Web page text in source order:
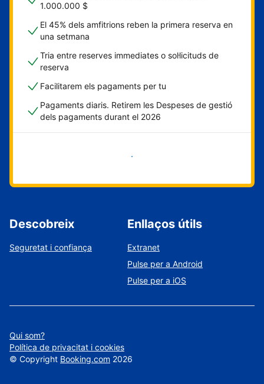
1.000.000 $
El 45% dels amfitrions reben la primera reserva en
una setmana
Tria entre reserves immediates o sol·licituds de
reserva
Facilitarem els pagaments per tu
Pagaments diaris. Retirem les Despeses de gestió
dels pagaments durant el 2026
Comença ara
Descobreix
Seguretat i confiança
Enllaços útils
Extranet
Pulse per a Android
Pulse per a iOS
Qui som?
Política de privacitat i cookies
© Copyright Booking.com 2026